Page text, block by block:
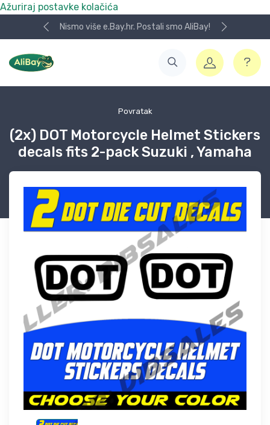
Ažuriraj postavke kolačića
Nismo više e.Bay.hr. Postali smo AliBay!
Povratak
(2x) DOT Motorcycle Helmet Stickers
decals fits 2-pack Suzuki , Yamaha